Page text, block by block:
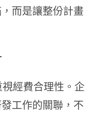
而是讓整份計畫
經費合理性。企
工作的關聯，不